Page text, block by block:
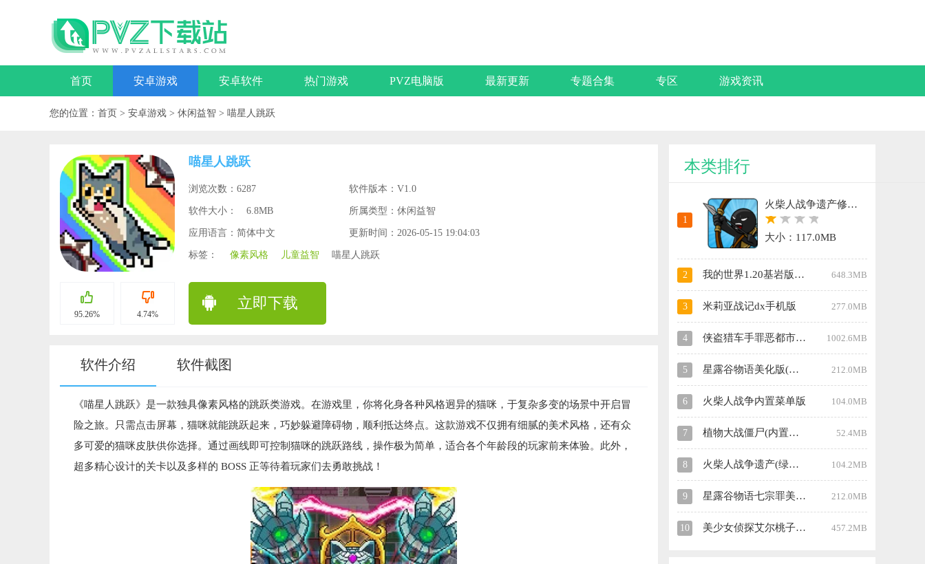
首页 安卓游戏 安卓软件 热门游戏 PVZ电脑版 最新更新 专题合集 专区 游戏资讯
您的位置： 首页 > 安卓游戏 > 休闲益智 > 喵星人跳跃
95.26% 4.74%
喵星人跳跃
浏览次数：6287 软件版本：V1.0
软件大小： 6.8MB 所属类型：休闲益智
应用语言：简体中文 更新时间：2026-05-15 19:04:03
标签： 像素风格 儿童益智 喵星人跳跃
立即下载
软件介绍 软件截图
《喵星人跳跃》是一款独具像素风格的跳跃类游戏。在游戏里，你将化身各种风格迥异的猫咪，于复杂多变的场景中开启冒
险之旅。只需点击屏幕，猫咪就能跳跃起来，巧妙躲避障碍物，顺利抵达终点。这款游戏不仅拥有细腻的美术风格，还有众
多可爱的猫咪皮肤供你选择。通过画线即可控制猫咪的跳跃路线，操作极为简单，适合各个年龄段的玩家前来体验。此外，
超多精心设计的关卡以及多样的 BOSS 正等待着玩家们去勇敢挑战！
本类排行
1
火柴人战争遗产修改器FF版
大小：117.0MB
2 我的世界1.20基岩版手机版 648.3MB
3 米莉亚战记dx手机版 277.0MB
4 侠盗猎车手罪恶都市中文版 1002.6MB
5 星露谷物语美化版(无限金币) 212.0MB
6 火柴人战争内置菜单版 104.0MB
7 植物大战僵尸(内置菜单)中文版 52.4MB
8 火柴人战争遗产(绿色钥匙)修改器 104.2MB
9 星露谷物语七宗罪美化版 212.0MB
10 美少女侦探艾尔桃子移植汉化版 457.2MB